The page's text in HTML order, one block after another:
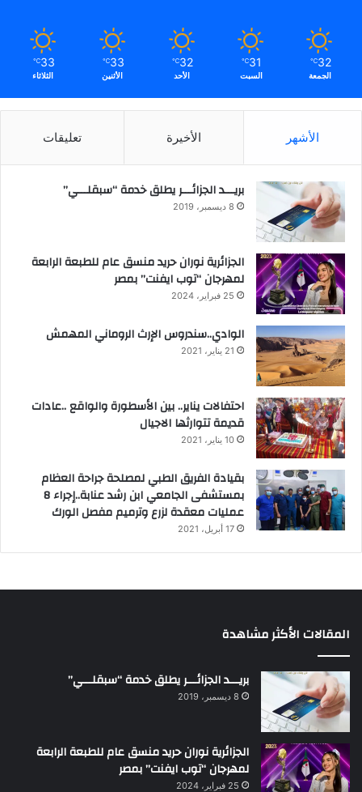
32
℃
الجمعة
31
℃
السبت
32
℃
الأحد
33
℃
الأثنين
33
℃
الثلاثاء
الأشهر الأخيرة تعليقات
بريـــد الجزائـــر يطلق خدمة “سبقلـــي”
8 ديسمبر، 2019
الجزائرية نوران حريد منسق عام للطبعة الرابعة
لمهرجان “توب ايفنت” بمصر
25 فبراير، 2024
الوادي..سندروس الإرث الروماني المهمش
21 يناير، 2021
احتفالات يناير.. بين الأسطورة والواقع ..عادات
قديمة تتوارثها الاجيال
10 يناير، 2021
بقيادة الفريق الطبي لمصلحة جراحة العظام
بمستشفى الجامعي ابن رشد عنابة..إجراء 8
عمليات معقدة لزرع وترميم مفصل الورك
17 أبريل، 2021
المقالات الأكثر مشاهدة
بريـــد الجزائـــر يطلق خدمة “سبقلـــي”
8 ديسمبر، 2019
الجزائرية نوران حريد منسق عام للطبعة الرابعة
لمهرجان “توب ايفنت” بمصر
25 فبراير، 2024